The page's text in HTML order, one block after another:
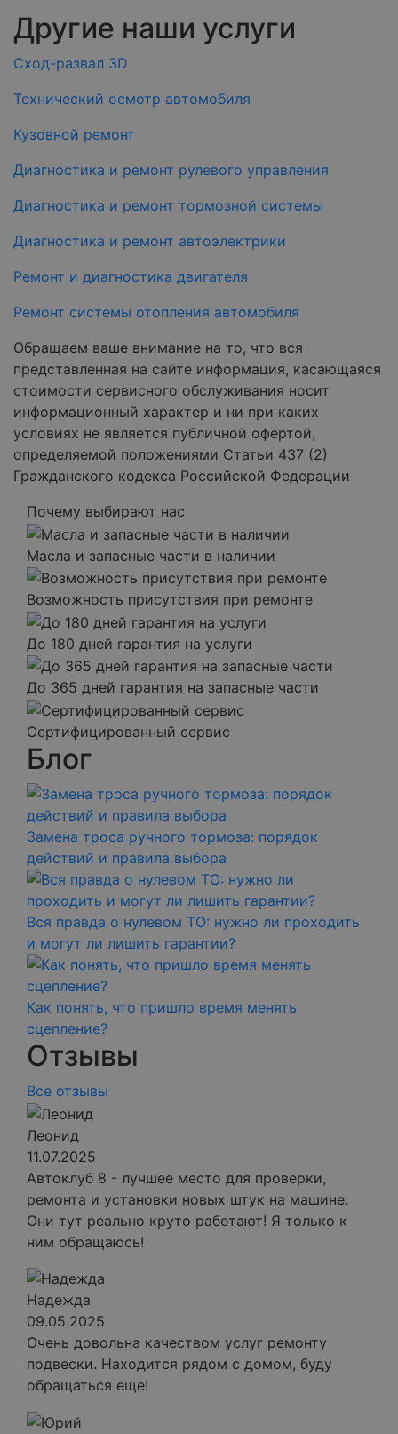
Другие наши услуги
Cход-развал 3D
Технический осмотр автомобиля
Кузовной ремонт
Диагностика и ремонт рулевого управления
Диагностика и ремонт тормозной системы
Диагностика и ремонт автоэлектрики
Ремонт и диагностика двигателя
Ремонт системы отопления автомобиля
Обращаем ваше внимание на то, что вся
представленная на сайте информация, касающаяся
стоимости сервисного обслуживания носит
информационный характер и ни при каких
условиях не является публичной офертой,
определяемой положениями Статьи 437 (2)
Гражданского кодекса Российской Федерации
Почему выбирают нас
Масла и запасные части в наличии
Возможность присутствия при ремонте
До 180 дней гарантия на услуги
До 365 дней гарантия на запасные части
Сертифицированный сервис
Блог
Замена троса ручного тормоза: порядок
действий и правила выбора
Вся правда о нулевом ТО: нужно ли проходить
и могут ли лишить гарантии?
Как понять, что пришло время менять
сцепление?
Отзывы
Все отзывы
Леонид
11.07.2025
Автоклуб 8 - лучшее место для проверки,
ремонта и установки новых штук на машине.
Они тут реально круто работают! Я только к
ним обращаюсь!
Надежда
09.05.2025
Очень довольна качеством услуг ремонту
подвески. Находится рядом с домом, буду
обращаться еще!